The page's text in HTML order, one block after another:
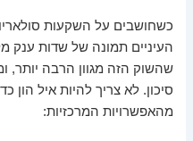
כשחושבים על השקעות
העיניים תמונה של שדות ענק
שהשוק הזה מגוון הרבה יותר,
סיכון. לא צריך להיות איל
מהאפשרויות המרכזיות: